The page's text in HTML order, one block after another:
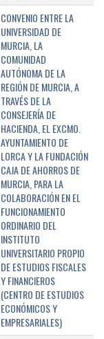
CONVENIO ENTRE LA
UNIVERSIDAD DE
MURCIA, LA
COMUNIDAD
AUTÓNOMA DE LA
REGIÓN DE MURCIA, A
TRAVÉS DE LA
CONSEJERÍA DE
HACIENDA, EL EXCMO.
AYUNTAMIENTO DE
LORCA Y LA FUNDACIÓN
CAJA DE AHORROS DE
MURCIA, PARA LA
COLABORACIÓN EN EL
FUNCIONAMIENTO
ORDINARIO DEL
INSTITUTO
UNIVERSITARIO PROPIO
DE ESTUDIOS FISCALES
Y FINANCIEROS
(CENTRO DE ESTUDIOS
ECONÓMICOS Y
EMPRESARIALES)